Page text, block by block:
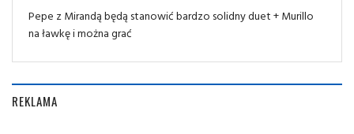
Pepe z Mirandą będą stanowić bardzo solidny duet + Murillo
na ławkę i można grać
REKLAMA